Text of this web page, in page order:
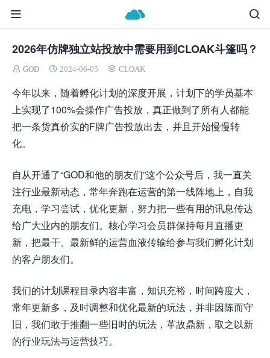
2026年仿牌独立站投放中需要用到CLOAK斗篷吗？
GOD 2024-06-05 CLOAK
今年以来，随着孵化计划的深度开展，计划下的学员基本
上实现了100%会操作广告投放，真正做到了所有人都能
把一条货真价实的F牌广告投放出去，并且开始慢慢转
化。
自从开通了“GOD和他的朋友们”这个公众号后，我一直关
注行业最新动态，常年奔跑在运营的第一线阵地上，自我
充电，学习尝试，优化更新，努力把一些有用的讯息传达
给广大业内的朋友们。核心学习会员群保持每月直播更
新，把最干、最新鲜的运营血液传输给参与我们孵化计划
的客户朋友们。
我们的计划课程目录内容丰富，知识充裕，时间跨度大，
常年更新多，及时调整和优化最新的玩法，并非因陈而守
旧，我们敢于推翻一些旧时的玩法，革故鼎新，取之以新
的行业玩法与运营技巧。